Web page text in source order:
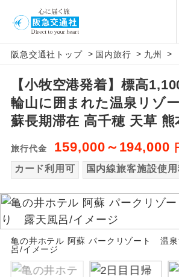
阪急交通社トップ > 国内旅行 > 九州 >
【小牧空港発着】標高
輪山に囲まれた温泉リゾ
蘇長期滞在 高千穂 天草 熊
旅行代金 159,000～194,000
カード利用可 国内線旅客施設使
亀の井ホテル 阿蘇 パークリゾート 温
呂/イメージ
【国内旅客施設使用料について】
旅行代金に国内旅客施設使用
りません。別途お支払いが必
福岡空港往復：大人220円、子
アイコン
添乗員同行
往路出発空港（駅）
（駅）まで同行しま
行
現地到着空港（駅
（駅）まで添乗員が
バスガイド乗
バスガイドが乗務し
新コース 初登場のコースです
世界遺産
然遺産を訪ねるコー